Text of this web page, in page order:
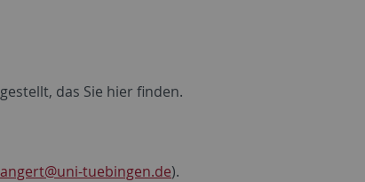
das Sie hier finden.
@uni-tuebingen.de).